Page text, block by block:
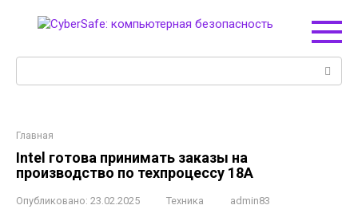
Главная
Intel готова принимать заказы на
производство по техпроцессу 18A
Опубликовано: 23.02.2025 Техника admin83